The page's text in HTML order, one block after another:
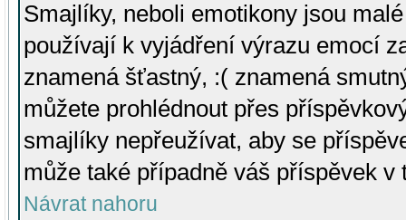
Smajlíky, neboli emotikony jsou
používají k vyjádření výrazu emocí
znamená šťastný, :( znamená
můžete prohlédnout přes
smajlíky nepřeužívat, aby se
může také případně váš příspěvek v
Návrat nahoru